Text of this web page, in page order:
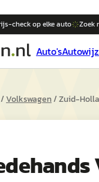
check op elkeauto Zoek
Auto's
/Volkswagen/Zuid-